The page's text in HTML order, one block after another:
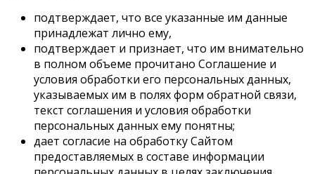
подтверждает, что все указанные им данные
принадлежат лично ему,
подтверждает и признает, что им внимательно
в полном объеме прочитано Соглашение и
условия обработки его персональных данных,
указываемых им в полях форм обратной связи,
текст соглашения и условия обработки
персональных данных ему понятны;
дает согласие на обработку Сайтом
предоставляемых в составе информации